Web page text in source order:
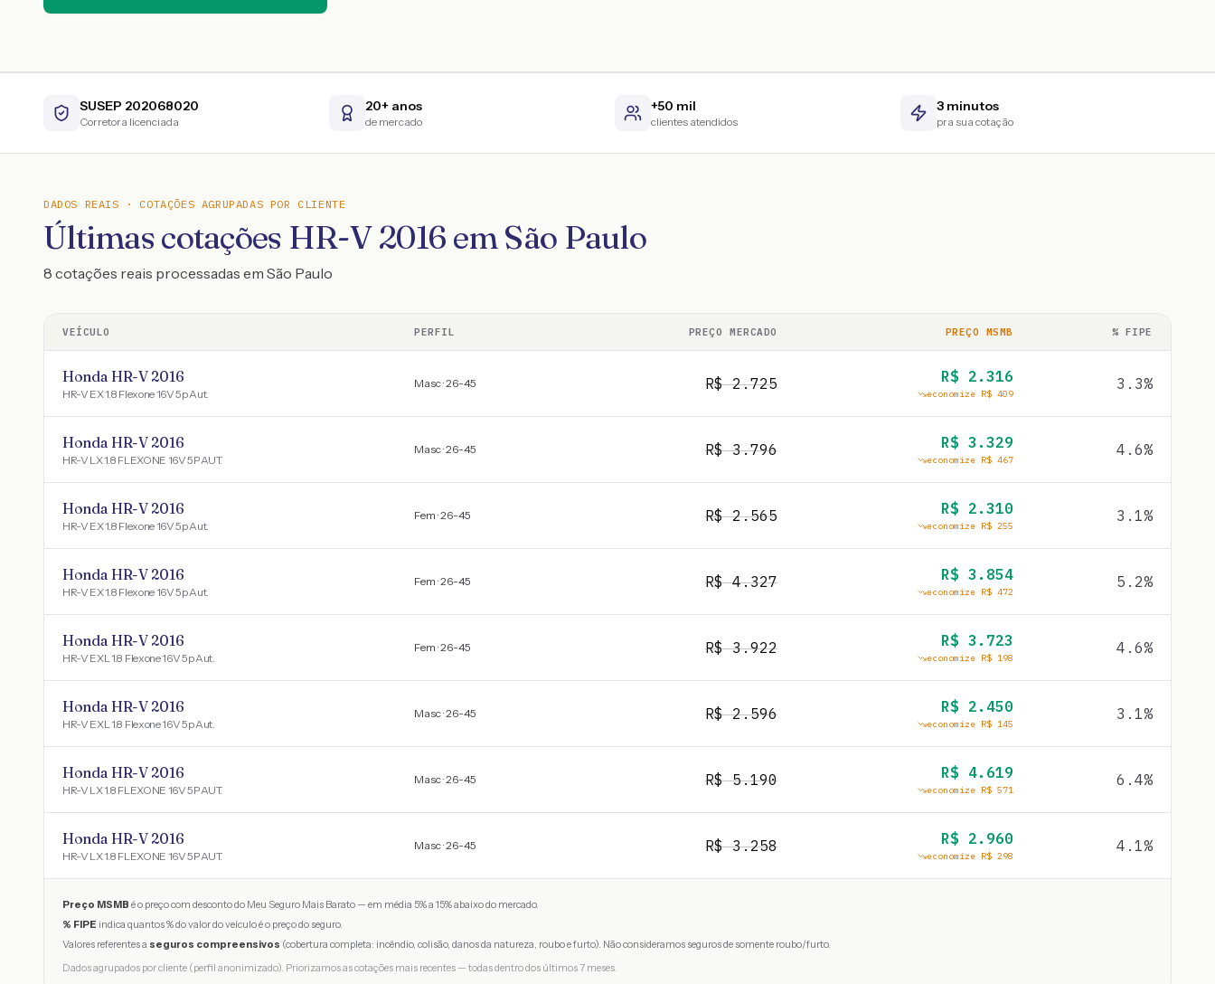
SUSEP 202068020
Corretora licenciada
20+ anos
de mercado
+50 mil
clientes atendidos
3 minutos
pra sua cotação
DADOS REAIS · COTAÇÕES AGRUPADAS POR CLIENTE
Últimas cotações HR-V 2016 em São Paulo
8 cotações reais processadas em São Paulo
VEÍCULO PERFIL PREÇO MERCADO PREÇO MSMB % FIPE
Honda HR-V 2016
HR-V EX 1.8 Flexone 16V 5p Aut.
Masc · 26-45 R$2.725 R$ 2.316
economize R$ 409
3.3%
Honda HR-V 2016
HR-V LX 1.8 FLEXONE 16V 5P AUT.
Masc · 26-45 R$3.796 R$ 3.329
economize R$ 467
4.6%
Honda HR-V 2016
HR-V EX 1.8 Flexone 16V 5p Aut.
Fem · 26-45 R$2.565 R$ 2.310
economize R$ 255
3.1%
Honda HR-V 2016
HR-V EX 1.8 Flexone 16V 5p Aut.
Fem · 26-45 R$4.327 R$ 3.854
economize R$ 472
5.2%
Honda HR-V 2016
HR-V EXL 1.8 Flexone 16V 5p Aut.
Fem · 26-45 R$3.922 R$ 3.723
economize R$ 198
4.6%
Honda HR-V 2016
HR-V EXL 1.8 Flexone 16V 5p Aut.
Masc · 26-45 R$2.596 R$ 2.450
economize R$ 145
3.1%
Honda HR-V 2016
HR-V LX 1.8 FLEXONE 16V 5P AUT.
Masc · 26-45 R$5.190 R$ 4.619
economize R$ 571
6.4%
Honda HR-V 2016
HR-V LX 1.8 FLEXONE 16V 5P AUT.
Masc · 26-45 R$3.258 R$ 2.960
economize R$ 298
4.1%
Preço MSMB é o preço com desconto do Meu Seguro Mais Barato — em média 5% a 15% abaixo do mercado.
% FIPE indica quantos % do valor do veículo é o preço do seguro.
Valores referentes a seguros compreensivos (cobertura completa: incêndio, colisão, danos da natureza, roubo e furto). Não consideramos seguros de somente roubo/furto.
Dados agrupados por cliente (perfil anonimizado). Priorizamos as cotações mais recentes — todas dentro dos últimos 7 meses.